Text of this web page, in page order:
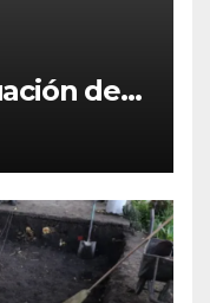
de